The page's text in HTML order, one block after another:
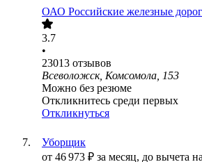
ОАО Российские железные
3.7
•
23013 отзывов
Всеволожск, Комсомола, 153
Можно без резюме
Откликнитесь среди первых
Откликнуться
Уборщик
от 46 973 ₽ за месяц, до вычета